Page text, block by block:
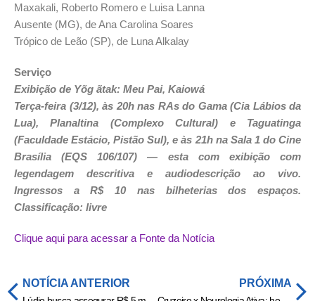
Maxakali, Roberto Romero e Luisa Lanna
Ausente (MG), de Ana Carolina Soares
Trópico de Leão (SP), de Luna Alkalay
Serviço
Exibição de Yõg ãtak: Meu Pai, Kaiowá
Terça-feira (3/12), às 20h nas RAs do Gama (Cia Lábios da
Lua), Planaltina (Complexo Cultural) e Taguatinga
(Faculdade Estácio, Pistão Sul), e às 21h na Sala 1 do Cine
Brasília (EQS 106/107) — esta com exibição com
legendagem descritiva e audiodescrição ao vivo.
Ingressos a R$ 10 nas bilheterias dos espaços.
Classificação: livre
Clique aqui para acessar a Fonte da Notícia
NOTÍCIA ANTERIOR PRÓXIMA